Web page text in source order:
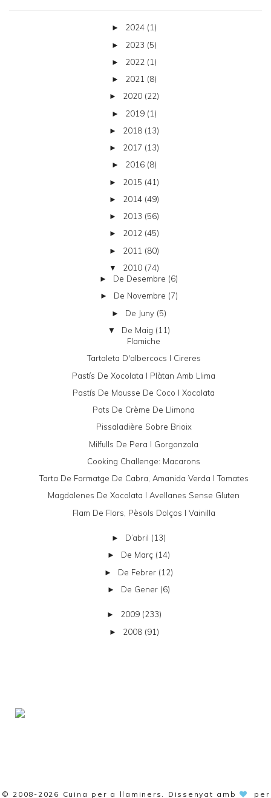
► 2024 (1)
► 2023 (5)
► 2022 (1)
► 2021 (8)
► 2020 (22)
► 2019 (1)
► 2018 (13)
► 2017 (13)
► 2016 (8)
► 2015 (41)
► 2014 (49)
► 2013 (56)
► 2012 (45)
► 2011 (80)
▼ 2010 (74)
► De Desembre (6)
► De Novembre (7)
► De Juny (5)
▼ De Maig (11)
Flamiche
Tartaleta D'albercocs I Cireres
Pastís De Xocolata I Plàtan Amb Llima
Pastís De Mousse De Coco I Xocolata
Pots De Crème De Llimona
Pissaladière Sobre Brioix
Milfulls De Pera I Gorgonzola
Cooking Challenge: Macarons
Tarta De Formatge De Cabra, Amanida Verda I Tomates
Magdalenes De Xocolata I Avellanes Sense Gluten
Flam De Flors, Pèsols Dolços I Vainilla
► D’abril (13)
► De Març (14)
► De Febrer (12)
► De Gener (6)
► 2009 (233)
► 2008 (91)
© 2008-2026 Cuina per a llaminers . Dissenyat amb per